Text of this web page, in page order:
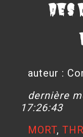
auteur :
dernière
17:26:43
MORT,